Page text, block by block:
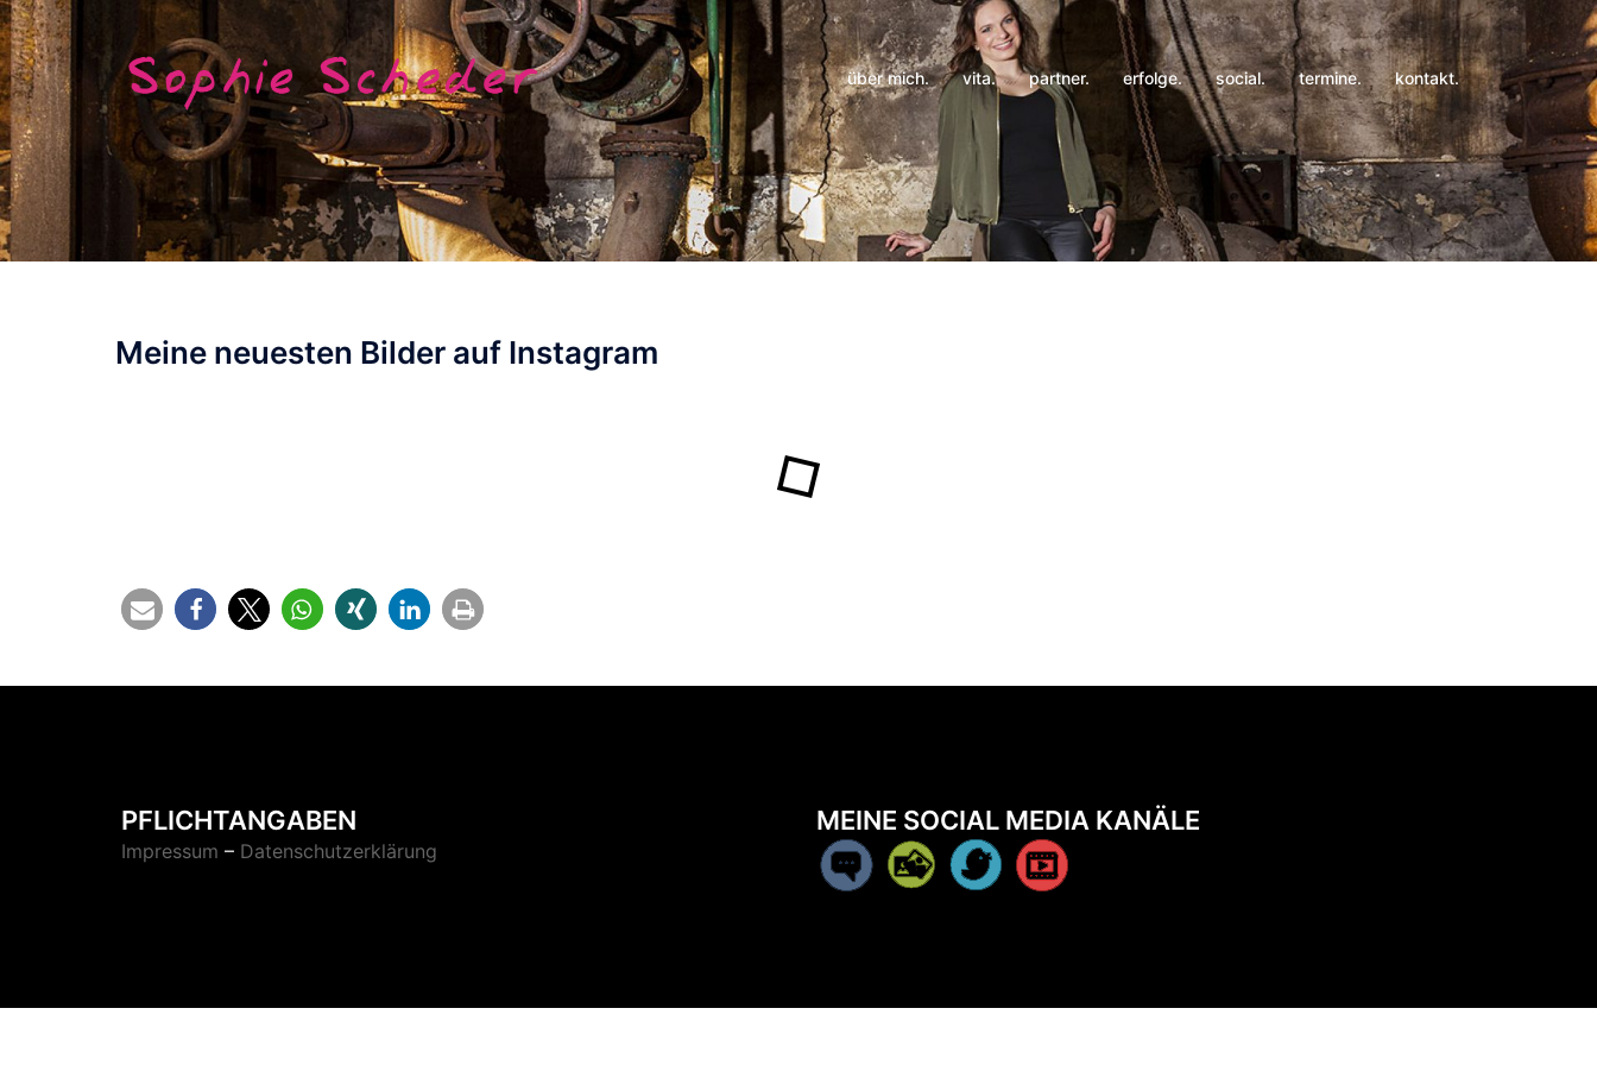
Zum
Inhalt
springen
über mich. vita. partner. erfolge. social. termine. kontakt.
Meine neuesten Bilder auf Instagram
PFLICHTANGABEN
Impressum – Datenschutzerklärung
MEINE SOCIAL MEDIA KANÄLE